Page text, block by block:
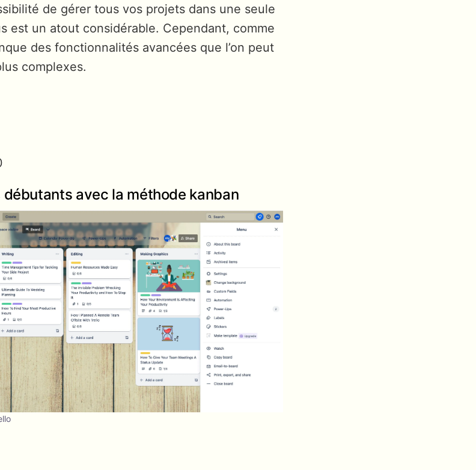
de gérer tous vos projets dans une seule
est un atout considérable. Cependant, comme
des fonctionnalités avancées que l’on peut
complexes.
débutants avec la méthode kanban